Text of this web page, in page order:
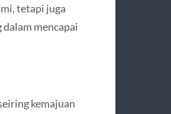
tetapi juga
mencapai
kemajuan